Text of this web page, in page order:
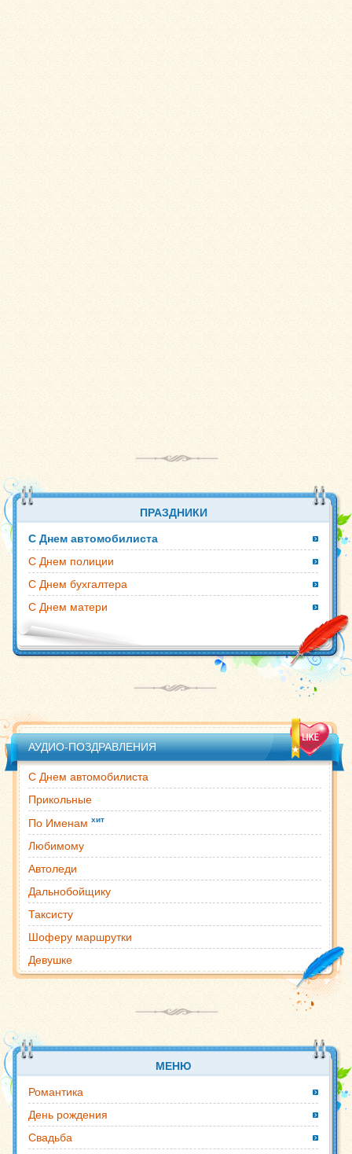
ПРАЗДНИКИ
С Днем автомобилиста
С Днем полиции
С Днем бухгалтера
С Днем матери
АУДИО-ПОЗДРАВЛЕНИЯ
С Днем автомобилиста
Прикольные
По Именам хит
Любимому
Автоледи
Дальнобойщику
Таксисту
Шоферу маршрутки
Девушке
МЕНЮ
Романтика
День рождения
Свадьба